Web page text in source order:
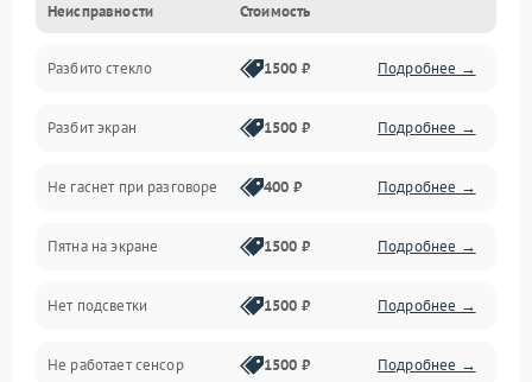
Проблемы связи
Камеры
Проблемы с дисплеем и сенсором
Зарядка
Проблемы с питанием, зарядкой и аккумулятором
Проблемы с работой системы, корпусом и другие
Неисправности Стоимость
Разбито стекло 1500 ₽ Подробнее →
Разбит экран 1500 ₽ Подробнее →
Не гаснет при разговоре 400 ₽ Подробнее →
Пятна на экране 1500 ₽ Подробнее →
Нет подсветки 1500 ₽ Подробнее →
Не работает сенсор 1500 ₽ Подробнее →